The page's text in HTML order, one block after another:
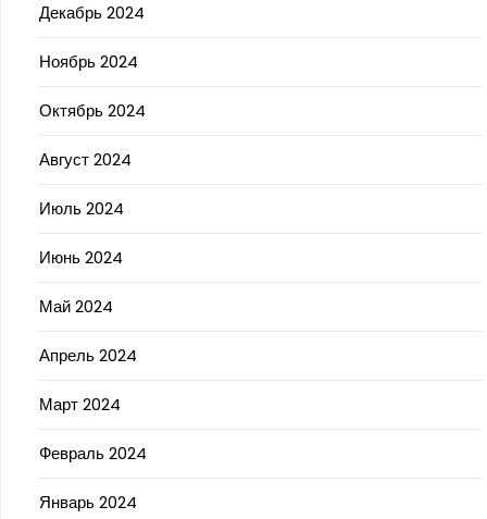
Декабрь 2024
Ноябрь 2024
Октябрь 2024
Август 2024
Июль 2024
Июнь 2024
Май 2024
Апрель 2024
Март 2024
Февраль 2024
Январь 2024